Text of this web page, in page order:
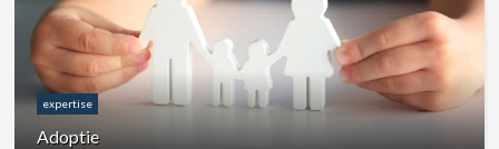
expertise
Adoptie